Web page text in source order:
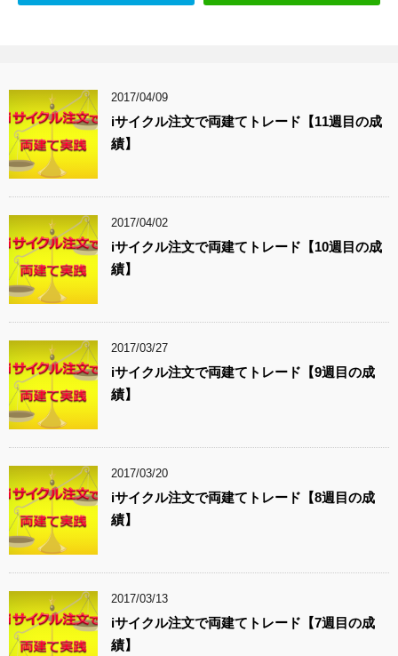
2017/04/09
iサイクル注文で両建てトレード【11週目の成
績】
2017/04/02
iサイクル注文で両建てトレード【10週目の成
績】
2017/03/27
iサイクル注文で両建てトレード【9週目の成
績】
2017/03/20
iサイクル注文で両建てトレード【8週目の成
績】
2017/03/13
iサイクル注文で両建てトレード【7週目の成
績】